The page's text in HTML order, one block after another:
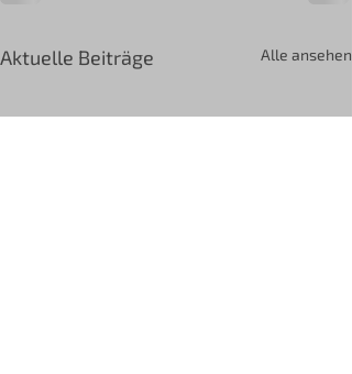
Aktuelle Beiträge Alle ansehen